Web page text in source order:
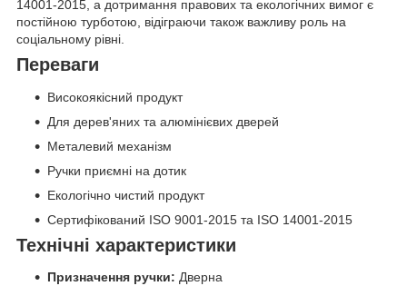
14001-2015, а дотримання правових та екологічних вимог є
постійною турботою, відіграючи також важливу роль на
соціальному рівні.
Переваги
Високоякісний продукт
Для дерев'яних та алюмінієвих дверей
Металевий механізм
Ручки приємні на дотик
Екологічно чистий продукт
Сертифікований ISO 9001-2015 та ISO 14001-2015
Технічні характеристики
Призначення ручки: Дверна